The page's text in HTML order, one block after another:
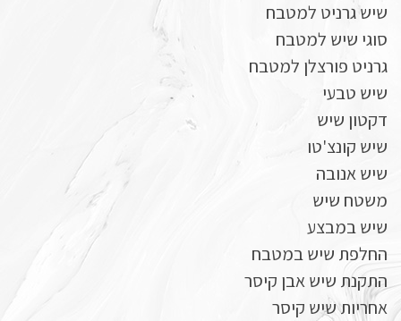
שיש גרניט למטבח
סוגי שיש למטבח
גרניט פורצלן למטבח
שיש טבעי
דקטון שיש
שיש קונצ'טו
שיש אנובה
משטח שיש
שיש במבצע
החלפת שיש במטבח
התקנת שיש אבן קיסר
אחריות שיש קיסר